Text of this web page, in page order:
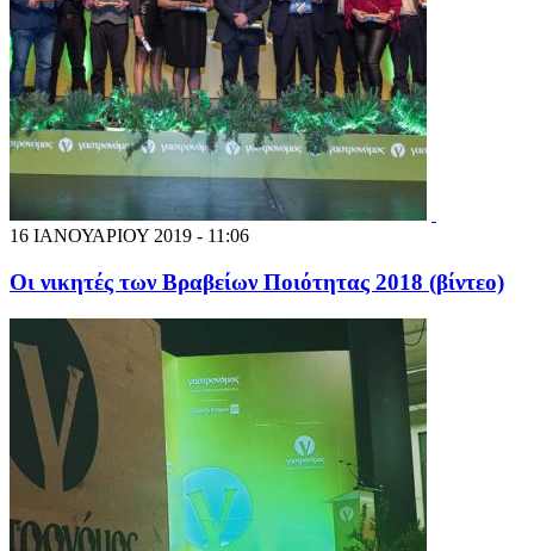
16 ΙΑΝΟΥΑΡΙΟΥ 2019 - 11:06
Οι νικητές των Βραβείων Ποιότητας 2018 (βίντεο)